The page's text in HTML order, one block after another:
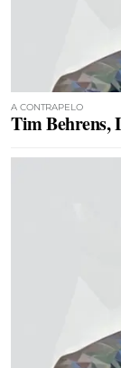
A CONTRAPELO
Tim Behrens,